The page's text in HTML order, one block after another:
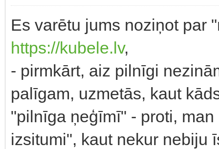
Es varētu jums noziņot par
https://kubele.lv,
- pirmkārt, aiz pilnīgi
palīgam, uzmetās, kaut
"pilnīga ņeģīmī" - proti,
izsitumi", kaut nekur nebiju